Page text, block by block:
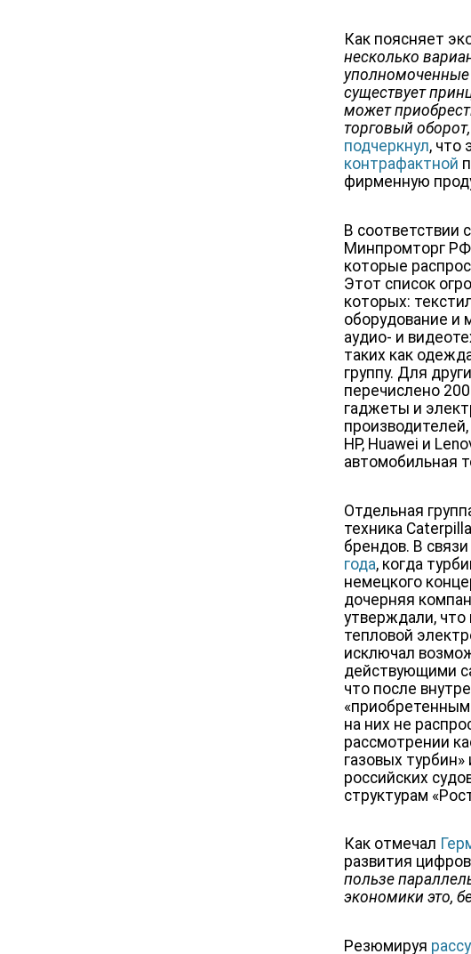
Как поясняет
несколько
уполномоченные
существует
может
торговый
подчеркнул, что
контрафактной
фирменную
В соответствии
Минпромторг РФ
которые
Этот список
которых:
оборудование и
аудио- и
таких как
группу. Для
перечислено
гаджеты и
HP, Huawei и
автомобильная
Отдельная
техника
брендов. В
года, когда
немецкого
дочерняя
утверждали, что
тепловой
исключал
действующими
что после
на них не
рассмотрении
газовых
российских
структурам
Как отмечал
развития
пользе
экономики это,
Резюмируя